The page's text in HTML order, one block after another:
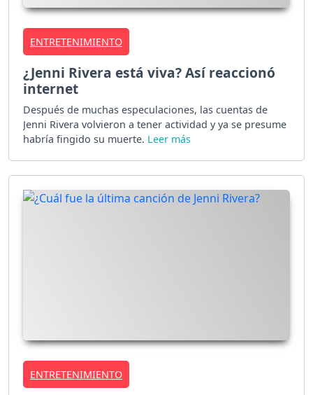
ENTRETENIMIENTO
¿Jenni Rivera está viva? Así reaccionó
internet
Después de muchas especulaciones, las cuentas de
Jenni Rivera volvieron a tener actividad y ya se presume
habría fingido su muerte.
ENTRETENIMIENTO